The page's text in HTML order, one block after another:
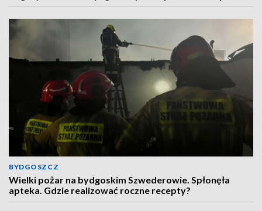
BYDGOSZCZ
Wielki pożar na bydgoskim Szwederowie. Spłonęła
apteka. Gdzie realizować roczne recepty?